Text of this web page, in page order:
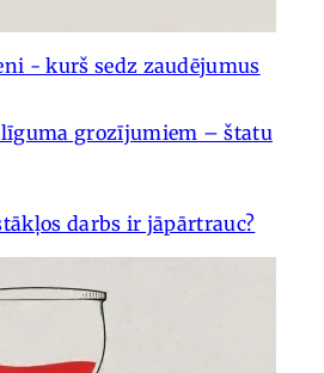
- kurš sedz zaudējumus
grozījumiem – štatu
darbs ir jāpārtrauc?